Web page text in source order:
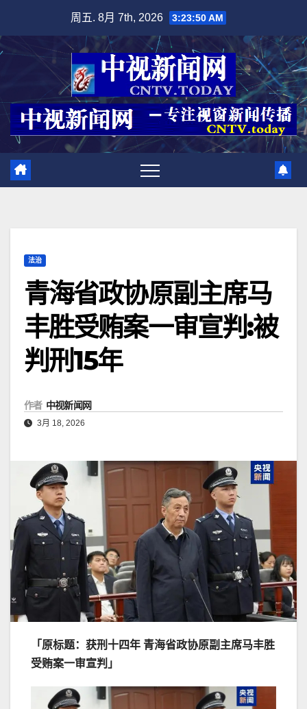
内
周五. 8月 7th, 2026 3:23:51 AM
法治
青海省政协原副主席马
丰胜受贿案一审宣判:被
判刑15年
作者 中视新闻网
3月 18, 2026
「原标题：获刑十四年 青海省政协原副主席马丰胜
受贿案一审宣判」